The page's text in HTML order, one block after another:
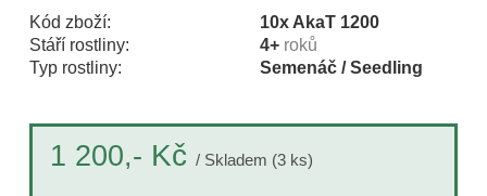
Kód zboží:
10x AkaT 1200
Stáří rostliny:
4+ roků
Typ rostliny:
Semenáč / Seedling
1 200,- Kč / Skladem (3 ks)